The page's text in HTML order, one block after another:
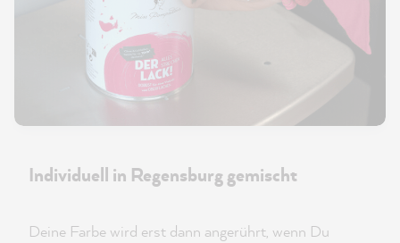
Individuell in Regensburg gemischt
Deine Farbe wird erst dann angerührt, wenn Du